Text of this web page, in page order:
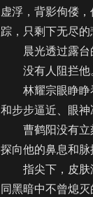
虚浮，背影佝偻
踪，只剩下无尽的
晨光透过露台的
没有人阻拦他
林耀宗眼睁睁
和步步逼近、眼神
曹鹤阳没有立
探向他的鼻息和脉
指尖下，皮肤
同黑暗中不曾熄